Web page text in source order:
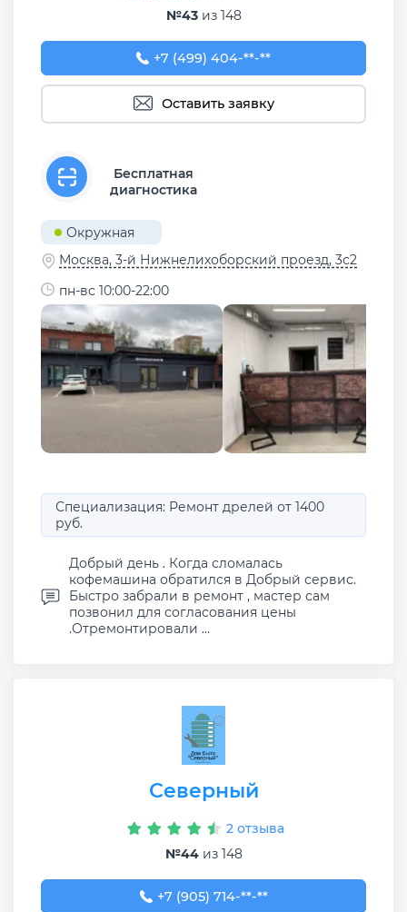
№43из 148
+7 (499) 404-16-93
+7 (499) 404-**-**
Оставить заявку
Бесплатная
диагностика
Окружная
Москва, 3-й Нижнелихоборский проезд, 3с2
пн-вс 10:00-22:00
Специализация: Ремонт дрелей от 1400
руб.
Добрый день . Когда сломалась
кофемашина обратился в Добрый сервис.
Быстро забрали в ремонт , мастер сам
позвонил для согласования цены
.Отремонтировали ...
Северный
2 отзыва
№44из 148
+7 (905) 714-65-61
+7 (905) 714-**-**